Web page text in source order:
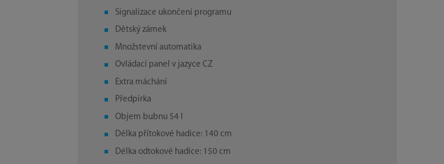
Signalizace ukončení programu
Dětský zámek
Množstevní automatika
Ovládací panel v jazyce CZ
Extra máchání
Předpírka
Objem bubnu 54 l
Délka přítokové hadice: 140 cm
Délka odtokové hadice: 150 cm